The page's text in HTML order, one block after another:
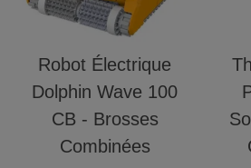
Robot Électrique
Dolphin Wave 100
CB - Brosses
Combinées